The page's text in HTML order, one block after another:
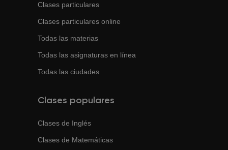
Clases particulares
Clases particulares online
Todas las materias
Todas las asignaturas en línea
Todas las ciudades
Clases populares
Clases de Inglés
Clases de Matemáticas